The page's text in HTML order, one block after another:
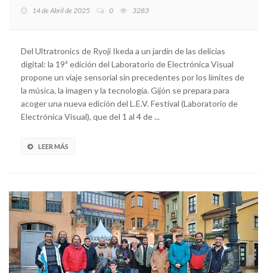
14 de Abril de 2025 0 3283
Del Ultratronics de Ryoji Ikeda a un jardín de las delicias
digital: la 19ª edición del Laboratorio de Electrónica Visual
propone un viaje sensorial sin precedentes por los límites de
la música, la imagen y la tecnología. Gijón se prepara para
acoger una nueva edición del L.E.V. Festival (Laboratorio de
Electrónica Visual), que del 1 al 4 de ...
LEER MÁS